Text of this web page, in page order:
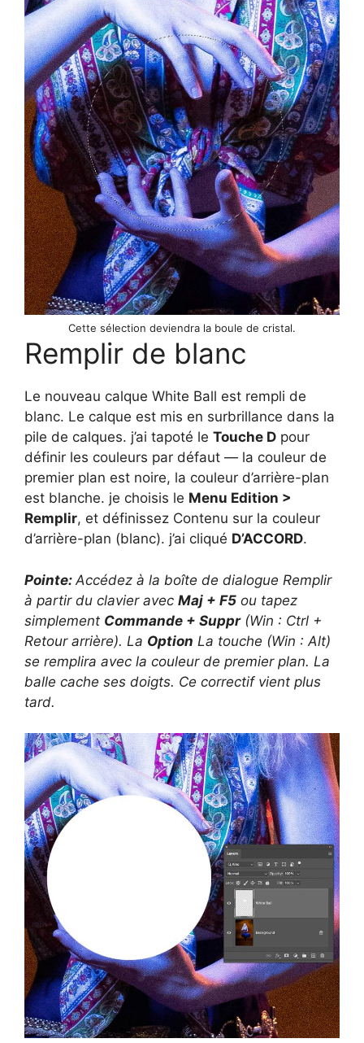
Cette sélection deviendra la boule de cristal.
Remplir de blanc
Le nouveau calque White Ball est rempli de
blanc. Le calque est mis en surbrillance dans la
pile de calques. j’ai tapoté le Touche D pour
définir les couleurs par défaut — la couleur de
premier plan est noire, la couleur d’arrière-plan
est blanche. je choisis le Menu Edition >
Remplir, et définissez Contenu sur la couleur
d’arrière-plan (blanc). j’ai cliqué D’ACCORD.
Pointe: Accédez à la boîte de dialogue Remplir
à partir du clavier avec Maj + F5 ou tapez
simplement Commande + Suppr(Win : Ctrl +
Retour arrière). La Option La touche (Win : Alt)
se remplira avec la couleur de premier plan. La
balle cache ses doigts. Ce correctif vient plus
tard.